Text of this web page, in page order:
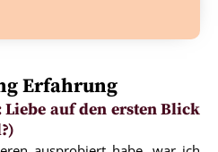
Erfahrung
auf den ersten Blick